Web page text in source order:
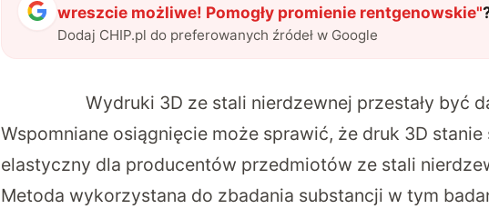
wreszcie możliwe! Pomogły promienie rentgenowskie"
Dodaj CHIP.pl do preferowanych źródeł w Google
Wydruki 3D ze stali nierdzewnej przestały być
Wspomniane osiągnięcie może sprawić, że druk 3D stanie
elastyczny dla producentów przedmiotów ze stali
Metoda wykorzystana do zbadania substancji w tym